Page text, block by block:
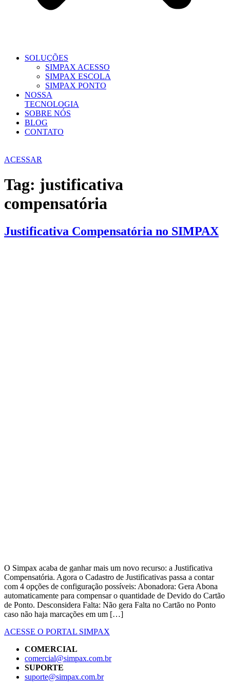
SOLUÇÕES
SIMPAX ACESSO
SIMPAX ESCOLA
SIMPAX PONTO
NOSSA
TECNOLOGIA
SOBRE NÓS
BLOG
CONTATO
ACESSAR
Tag: justificativa
compensatória
Justificativa Compensatória no SIMPAX
O Simpax acaba de ganhar mais um novo recurso: a Justificativa
Compensatória. Agora o Cadastro de Justificativas passa a contar
com 4 opções de configuração possíveis: Abonadora: Gera Abona
automaticamente para compensar o quantidade de Devido do Cartão
de Ponto. Desconsidera Falta: Não gera Falta no Cartão no Ponto
caso não haja marcações em um […]
ACESSE O PORTAL SIMPAX
COMERCIAL
comercial@simpax.com.br
SUPORTE
suporte@simpax.com.br